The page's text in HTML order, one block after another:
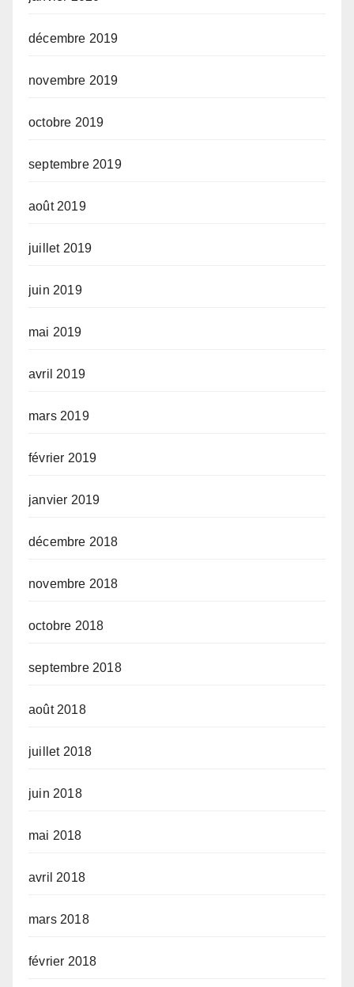
décembre 2019
novembre 2019
octobre 2019
septembre 2019
août 2019
juillet 2019
juin 2019
mai 2019
avril 2019
mars 2019
février 2019
janvier 2019
décembre 2018
novembre 2018
octobre 2018
septembre 2018
août 2018
juillet 2018
juin 2018
mai 2018
avril 2018
mars 2018
février 2018